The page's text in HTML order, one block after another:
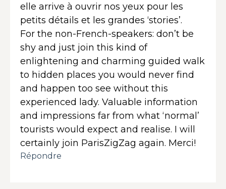
elle arrive à ouvrir nos yeux pour les
petits détails et les grandes ‘stories’.
For the non-French-speakers: don’t be
shy and just join this kind of
enlightening and charming guided walk
to hidden places you would never find
and happen too see without this
experienced lady. Valuable information
and impressions far from what ‘normal’
tourists would expect and realise. I will
certainly join ParisZigZag again. Merci!
Répondre